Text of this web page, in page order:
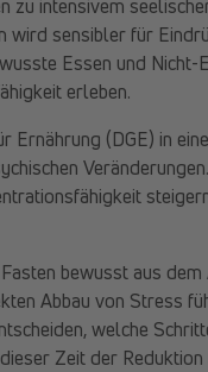
zu intensivem
sensibler für
Essen und
erleben.
Ernährung (DGE) in
bewusst aus
Abbau von Stress
welche
Zeit der